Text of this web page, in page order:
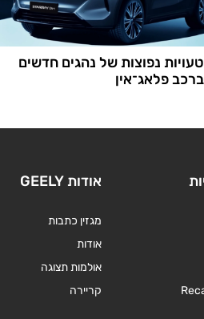
טעויות נפוצות של נהגים חדשים
ברכב פלאג־אין
אודות GEELY
מגזין כתבות
אודות
אולמות תצוגה
קריירה